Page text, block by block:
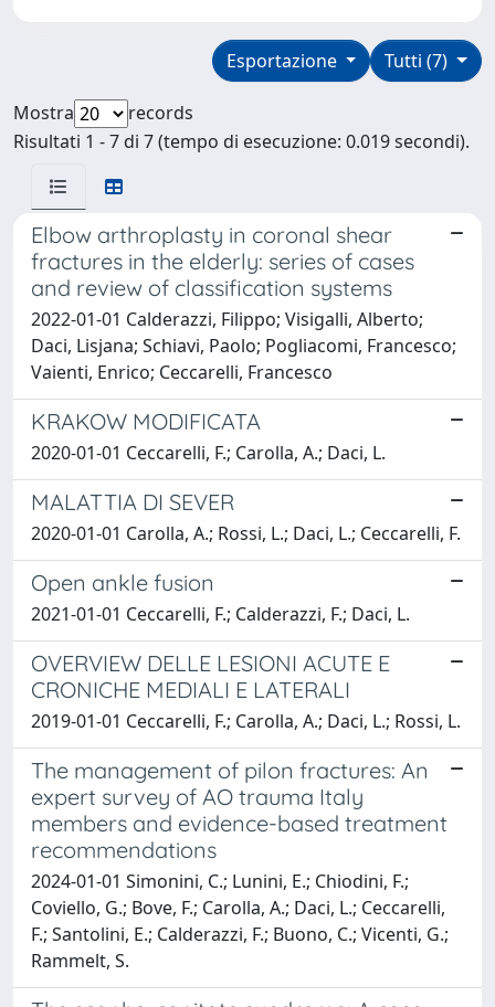
Tutti (7)
Esportazione
Mostra
records
Risultati 1 - 7 di 7 (tempo di esecuzione: 0.019 secondi).
Elbow arthroplasty in coronal shear
fractures in the elderly: series of cases
and review of classification systems
2022-01-01 Calderazzi, Filippo; Visigalli, Alberto;
Daci, Lisjana; Schiavi, Paolo; Pogliacomi, Francesco;
Vaienti, Enrico; Ceccarelli, Francesco
KRAKOW MODIFICATA
2020-01-01 Ceccarelli, F.; Carolla, A.; Daci, L.
MALATTIA DI SEVER
2020-01-01 Carolla, A.; Rossi, L.; Daci, L.; Ceccarelli, F.
Open ankle fusion
2021-01-01 Ceccarelli, F.; Calderazzi, F.; Daci, L.
OVERVIEW DELLE LESIONI ACUTE E
CRONICHE MEDIALI E LATERALI
2019-01-01 Ceccarelli, F.; Carolla, A.; Daci, L.; Rossi, L.
The management of pilon fractures: An
expert survey of AO trauma Italy
members and evidence-based treatment
recommendations
2024-01-01 Simonini, C.; Lunini, E.; Chiodini, F.;
Coviello, G.; Bove, F.; Carolla, A.; Daci, L.; Ceccarelli,
F.; Santolini, E.; Calderazzi, F.; Buono, C.; Vicenti, G.;
Rammelt, S.